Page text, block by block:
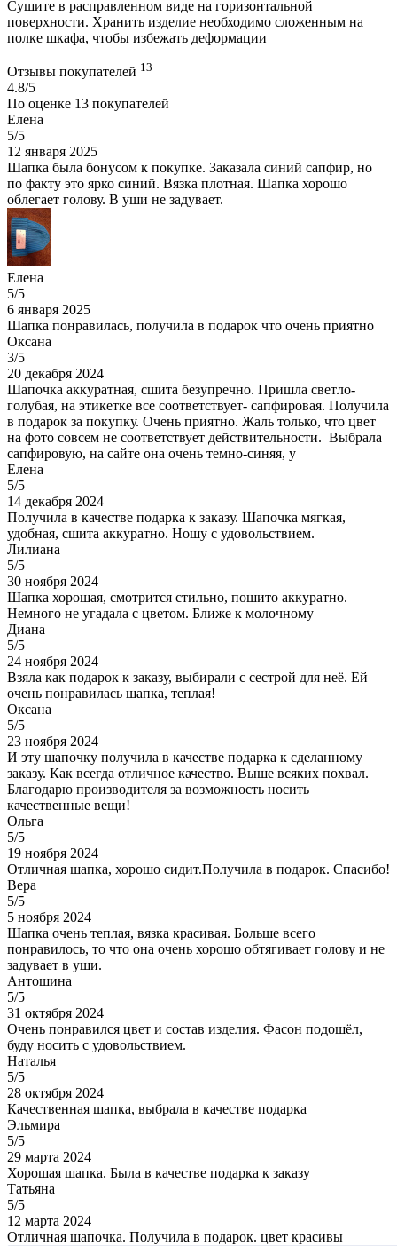
Сушите в расправленном виде на горизонтальной
поверхности. Хранить изделие необходимо сложенным на
полке шкафа, чтобы избежать деформации
Отзывы покупателей 13
4.8/5
По оценке 13 покупателей
Елена
5/5
12 января 2025
Шапка была бонусом к покупке. Заказала синий сапфир, но
по факту это ярко синий. Вязка плотная. Шапка хорошо
облегает голову. В уши не задувает.
Елена
5/5
6 января 2025
Шапка понравилась, получила в подарок что очень приятно
Оксана
3/5
20 декабря 2024
Шапочка аккуратная, сшита безупречно. Пришла светло-
голубая, на этикетке все соответствует- сапфировая. Получила
в подарок за покупку. Очень приятно. Жаль только, что цвет
на фото совсем не соответствует действительности. Выбрала
сапфировую, на сайте она очень темно-синяя, у
Елена
5/5
14 декабря 2024
Получила в качестве подарка к заказу. Шапочка мягкая,
удобная, сшита аккуратно. Ношу с удовольствием.
Лилиана
5/5
30 ноября 2024
Шапка хорошая, смотрится стильно, пошито аккуратно.
Немного не угадала с цветом. Ближе к молочному
Диана
5/5
24 ноября 2024
Взяла как подарок к заказу, выбирали с сестрой для неё. Ей
очень понравилась шапка, теплая!
Оксана
5/5
23 ноября 2024
И эту шапочку получила в качестве подарка к сделанному
заказу. Как всегда отличное качество. Выше всяких похвал.
Благодарю производителя за возможность носить
качественные вещи!
Ольга
5/5
19 ноября 2024
Отличная шапка, хорошо сидит.Получила в подарок. Спасибо!
Вера
5/5
5 ноября 2024
Шапка очень теплая, вязка красивая. Больше всего
понравилось, то что она очень хорошо обтягивает голову и не
задувает в уши.
Антошина
5/5
31 октября 2024
Очень понравился цвет и состав изделия. Фасон подошёл,
буду носить с удовольствием.
Наталья
5/5
28 октября 2024
Качественная шапка, выбрала в качестве подарка
Эльмира
5/5
29 марта 2024
Хорошая шапка. Была в качестве подарка к заказу
Татьяна
5/5
12 марта 2024
Отличная шапочка. Получила в подарок. цвет красивы